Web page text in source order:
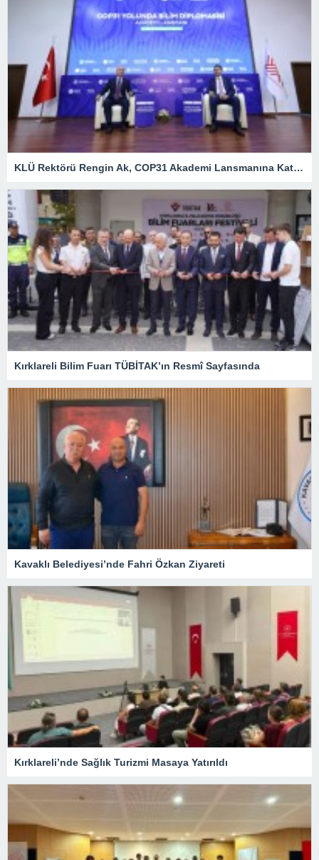
KLÜ Rektörü Rengin Ak, COP31 Akademi Lansmanına Katıldı
Kırklareli Bilim Fuarı TÜBİTAK’ın Resmî Sayfasında
Kavaklı Belediyesi’nde Fahri Özkan Ziyareti
Kırklareli’nde Sağlık Turizmi Masaya Yatırıldı